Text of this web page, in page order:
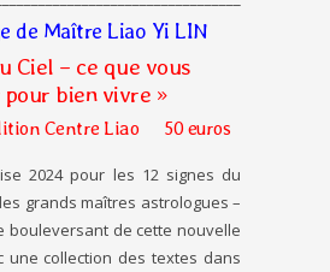
de Maître Liao Yi LIN
Ciel – ce que vous
pour bien vivre »
Centre Liao 50 euros
2024 pour les 12 signes du
grands maîtres astrologues –
bouleversant de cette nouvelle
une collection des textes dans